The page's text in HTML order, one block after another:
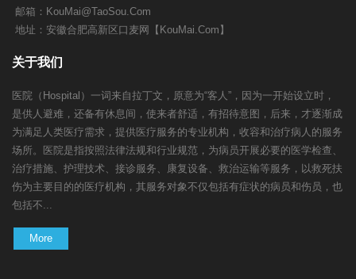
邮箱： KouMai@TaoSou.Com
地址：安徽合肥高新区口麦网【KouMai.Com】
关于我们
医院（Hospital）一词来自拉丁文，原意为“客人”，因为一开始设立时，
是供人避难，还备有休息间，使来者舒适，有招待意图，后来，才逐渐成
为满足人类医疗需求，提供医疗服务的专业机构，收容和治疗病人的服务
场所。医院是指按照法律法规和行业规范，为病员开展必要的医学检查、
治疗措施、护理技术、接诊服务、康复设备、救治运输等服务，以救死扶
伤为主要目的的医疗机构，其服务对象不仅包括有症状的病员和伤员，也
包括不...
More